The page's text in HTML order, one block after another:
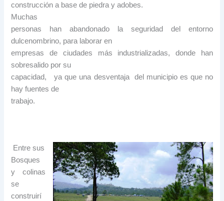
construcción a base de piedra y adobes.
Muchas
personas han abandonado la seguridad del entorno
dulcenombrino, para laborar en
empresas de ciudades más industrializadas, donde han
sobresalido por su
capacidad, ya que una desventaja del municipio es que no
hay fuentes de
trabajo.
Entre sus
Bosques
y colinas
se
construirí